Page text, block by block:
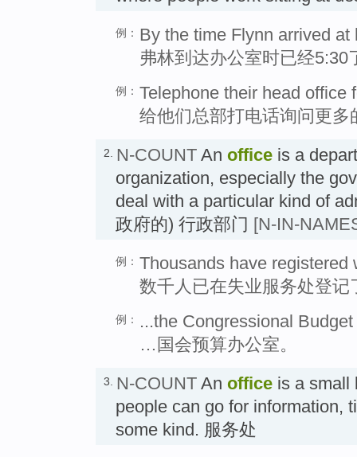
例： By the time Flynn arrived
弗林到达办公室时已经5:30
例： Telephone their head office
给他们总部打电话询问更多
2. N-COUNT An office is a
organization, especially the
deal with a particular kind of
政府的) 行政部门 [N-IN-
例： Thousands have
数千人已在失业服务处登记
例：
...the Congressional
…国会预算办公室。
3. N-COUNT An office is a small
people can go for information,
some kind. 服务处